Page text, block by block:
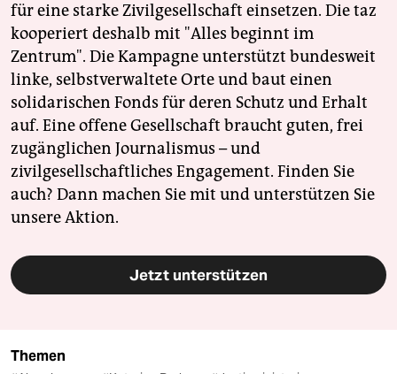
für eine starke Zivilgesellschaft einsetzen. Die taz
kooperiert deshalb mit "Alles beginnt im
Zentrum". Die Kampagne unterstützt bundesweit
linke, selbstverwaltete Orte und baut einen
solidarischen Fonds für deren Schutz und Erhalt
auf. Eine offene Gesellschaft braucht guten, frei
zugänglichen Journalismus – und
zivilgesellschaftliches Engagement. Finden Sie
auch? Dann machen Sie mit und unterstützen Sie
unsere Aktion.
Jetzt unterstützen
Themen